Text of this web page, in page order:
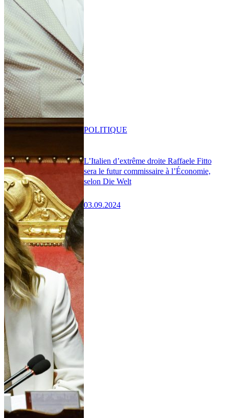
L’Italien d’extrême droite Raffaele Fitto
sera le futur commissaire à l’Économie,
selon Die Welt
03.09.2024
POLITIQUE